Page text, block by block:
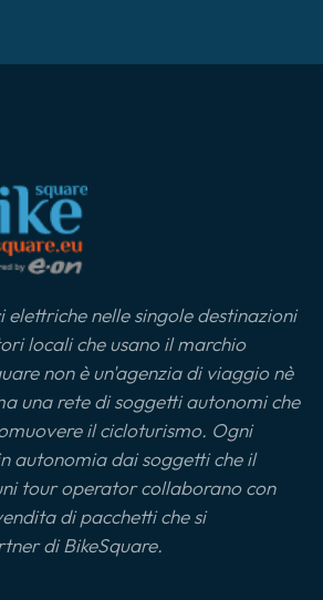
elettriche nelle singole destinazioni
locali che usano il marchio
non è un'agenzia di viaggio nè
una rete di soggetti autonomi che
il cicloturismo. Ogni
autonomia dai soggetti che il
tour operator collaborano con
di pacchetti che si
di BikeSquare.